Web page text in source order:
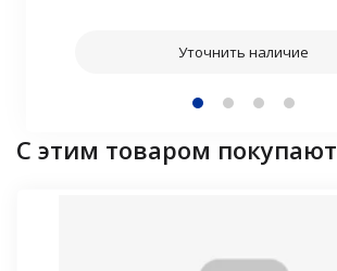
Уточнить наличие
С этим товаром покупают